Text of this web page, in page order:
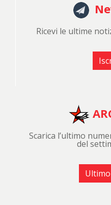
Ricevi le ultime
Scarica l’ultimo
del